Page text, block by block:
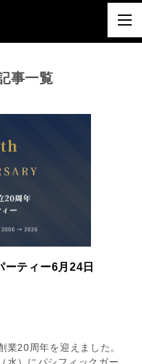
事一覧
ティー6月24日
20周年を迎えました。